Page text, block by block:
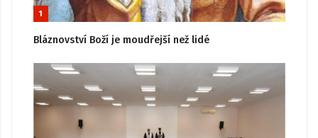
1
Bláznovství Boží je moudřejší než lidé